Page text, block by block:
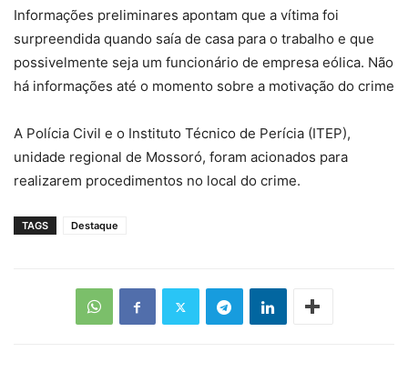
Informações preliminares apontam que a vítima foi
surpreendida quando saía de casa para o trabalho e que
possivelmente seja um funcionário de empresa eólica. Não
há informações até o momento sobre a motivação do crime
A Polícia Civil e o Instituto Técnico de Perícia (ITEP),
unidade regional de Mossoró, foram acionados para
realizarem procedimentos no local do crime.
TAGS Destaque